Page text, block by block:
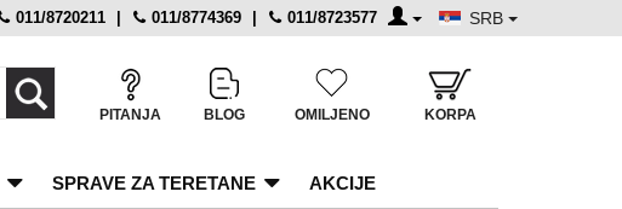
011/8720211 | 011/8774369 | 011/8723577 SRB
PITANJA BLOG OMILJENO KORPA
SPRAVE ZA TERETANE AKCIJE